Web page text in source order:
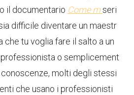
il documentario Come mseri
difficile diventare un maestr
che tu voglia fare il salto a un
o semplicement
molti degli stessi
che usano i professionisti